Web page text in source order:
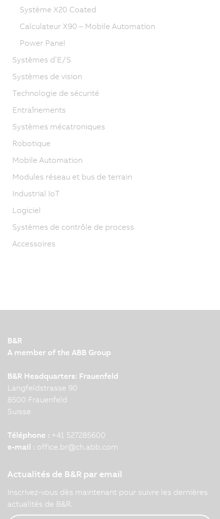
Système X20 Coated
Calculateur X90 – Mobile Automation
Power Panel
Systèmes d’E/S
Systèmes de vision
Technologie de sécurité
Entraînements
Systèmes mécatroniques
Robotique
Mobile Automation
Modules réseau et bus de terrain
Industrial IoT
Logiciel
Systèmes de contrôle de process
Accessoires
B&R
A member of the ABB Group
B&R Headquarters: Frauenfeld
Langfeldstrasse 90
8500 Frauenfeld
Suisse
Téléphone : +41 527285600
e-mail : office.br@ch.abb.com
Actualités de B&R par email
Inscrivez-vous dès maintenant pour suivre les dernières
actualités de B&R.